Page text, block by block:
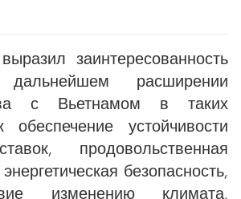
заинтересованность
расширении
с Вьетнамом в таких
обеспечение устойчивости
продовольственная
безопасность,
изменению климата,